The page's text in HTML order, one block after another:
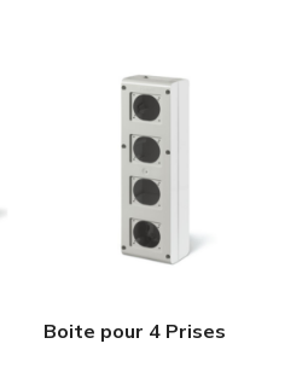
Boite pour 4 Prises